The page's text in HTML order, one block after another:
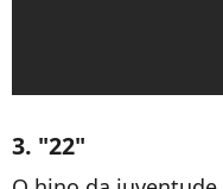
3. "22"